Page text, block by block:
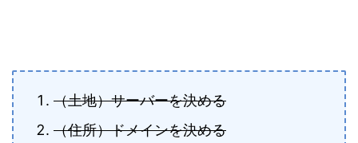
（土地）サーバーを決める
（住所）ドメインを決める